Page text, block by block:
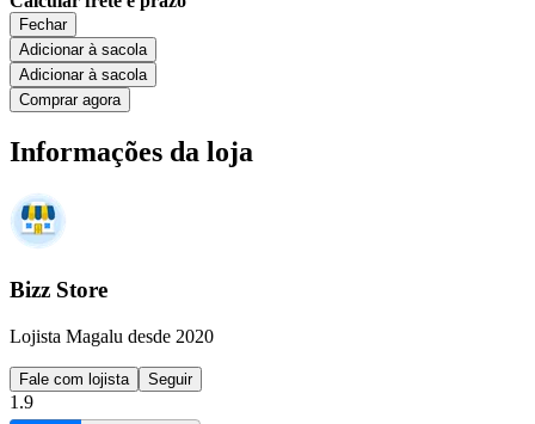
Fechar
Adicionar à sacola
Adicionar à sacola
Comprar agora
Informações da loja
Bizz Store
Lojista Magalu desde 2020
Fale com lojista Seguir
1.9